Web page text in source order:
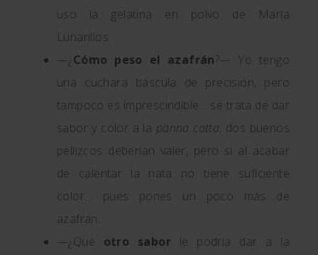
uso la gelatina en polvo de María
Lunarillos.
—¿Cómo peso el azafrán?— Yo tengo
una cuchara báscula de precisión, pero
tampoco es imprescindible… se trata de dar
sabor y color a la panna cotta, dos buenos
pellizcos deberían valer, pero si al acabar
de calentar la nata no tiene suficiente
color… pues pones un poco más de
azafrán.
—¿Qué otro saborle podría dar a la